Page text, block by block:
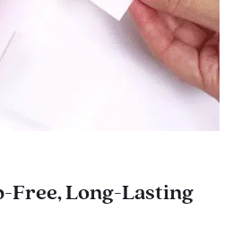
Free, Long-Lasting